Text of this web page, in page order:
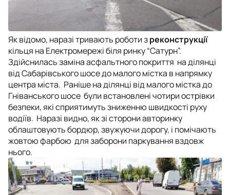
Як відомо, наразі тривають роботи зреконструкції
кільця на Електромережі біля ринку “Сатурн”.
Здійснилась заміна асфальтного покриття на ділянці
від Сабарівського шосе до малого містка в напрямку
центра міста. Раніше на ділянці від малого містка до
Гніванського шосе були встановлені чотири острівки
безпеки, які сприятимуть зниженню швидкості руху
водіїв. Наразі видно, як зі сторони авторинку
облаштовують бордюр, звужуючи дорогу, і помічають
жовтою фарбою для заборони паркування вздовж
нього.